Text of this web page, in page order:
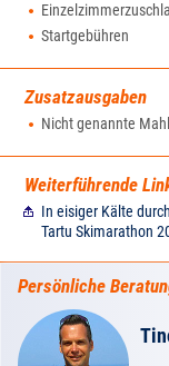
Startgebühren
Zusatzausgaben
Nicht genannte
Weiterführende
In eisiger Kälte
Tartu Skimarathon
Persönliche